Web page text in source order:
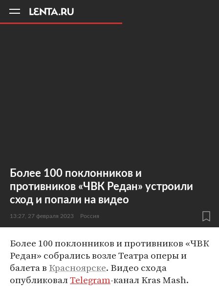
Более 100 поклонников и
противников «ЧВК Редан» устроили
сход и попали на видео
13:27, 27 февраля 2023 Россия
Более 100 поклонников и противников «ЧВК
Редан» собрались возле Театра оперы и
балета в Красноярске. Видео схода
опубликовалTelegram-канал Kras Mash.